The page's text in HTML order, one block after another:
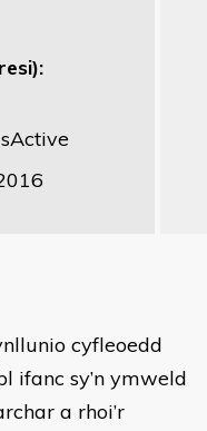
cyfleoedd
ifanc sy’n ymweld
a rhoi’r